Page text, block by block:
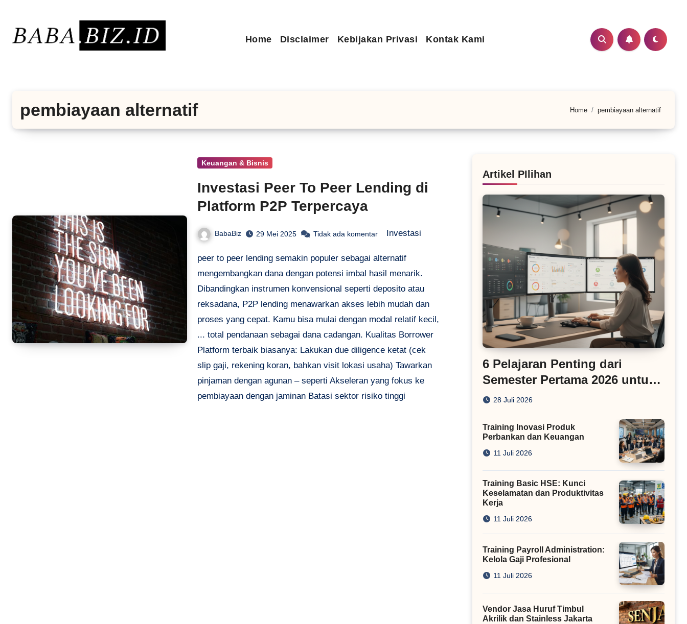
konten
Home Disclaimer Kebijakan Privasi Kontak Kami
pembiayaan alternatif Home pembiayaan alternatif
Keuangan & Bisnis
Investasi Peer To Peer Lending di
Platform P2P Terpercaya
BabaBiz 29 Mei 2025 Tidak ada komentar Investasi
peer to peer lending semakin populer sebagai alternatif
mengembangkan dana dengan potensi imbal hasil menarik.
Dibandingkan instrumen konvensional seperti deposito atau
reksadana, P2P lending menawarkan akses lebih mudah dan
proses yang cepat. Kamu bisa mulai dengan modal relatif kecil,
... total pendanaan sebagai dana cadangan. Kualitas Borrower
Platform terbaik biasanya: Lakukan due diligence ketat (cek
slip gaji, rekening koran, bahkan visit lokasi usaha) Tawarkan
pinjaman dengan agunan – seperti Akseleran yang fokus ke
pembiayaan dengan jaminan Batasi sektor risiko tinggi
Artikel PIlihan
6 Pelajaran Penting dari
Semester Pertama 2026 untuk
Bisnis Digital
28 Juli 2026
Training Inovasi Produk
Perbankan dan Keuangan
11 Juli 2026
Training Basic HSE: Kunci
Keselamatan dan Produktivitas
Kerja
11 Juli 2026
Training Payroll Administration:
Kelola Gaji Profesional
11 Juli 2026
Vendor Jasa Huruf Timbul
Akrilik dan Stainless Jakarta